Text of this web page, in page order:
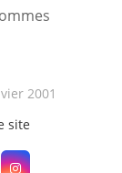
2001
site